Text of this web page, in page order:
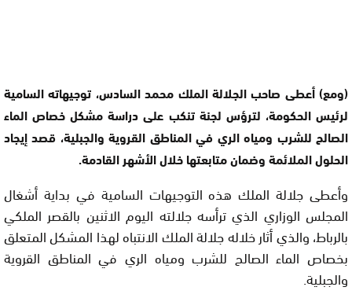
(ومع) أعطى صاحب الجلالة الملك محمد السادس، توجيهاته السامية
لرئيس الحكومة، لترؤس لجنة تنكب على دراسة مشكل خصاص الماء
الصالح للشرب ومياه الري في المناطق القروية والجبلية، قصد إيجاد
الحلول الملائمة وضمان متابعتها خلال الأشهر القادمة.
وأعطى جلالة الملك هذه التوجيهات السامية في بداية أشغال
المجلس الوزاري الذي ترأسه جلالته اليوم الاثنين بالقصر الملكي
بالرباط، والذي أثار خلاله جلالة الملك الانتباه لهذا المشكل المتعلق
بخصاص الماء الصالح للشرب ومياه الري في المناطق القروية
والجبلية.